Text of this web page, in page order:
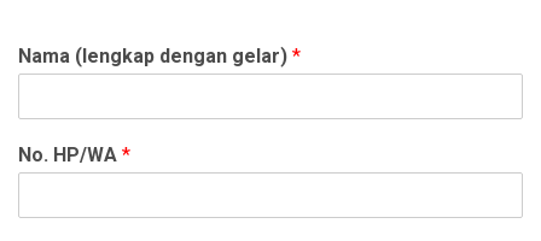
Nama (lengkap dengan gelar) *
No. HP/WA *